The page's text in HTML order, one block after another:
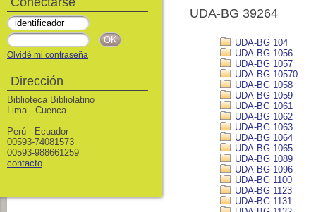
UDA-BG 39264
UDA-BG 104
UDA-BG 1056
UDA-BG 1057
UDA-BG 10570
UDA-BG 1058
UDA-BG 1059
UDA-BG 1061
UDA-BG 1062
UDA-BG 1063
UDA-BG 1064
UDA-BG 1065
UDA-BG 1089
UDA-BG 1096
UDA-BG 1100
UDA-BG 1123
UDA-BG 1131
Olvidé mi contraseña
Dirección
Biblioteca Bibliolatino
Lima - Cuenca
Perú - Ecuador
00593-74081573
00593-988661259
contacto